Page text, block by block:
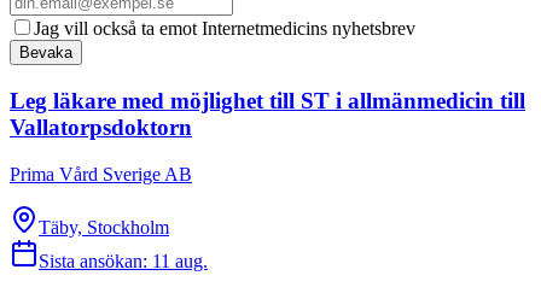
Jag vill också ta emot Internetmedicins nyhetsbrev
Bevaka
Leg läkare med möjlighet till ST i allmänmedicin till
Vallatorpsdoktorn
Prima Vård Sverige AB
Täby, Stockholm
Sista ansökan: 11 aug.